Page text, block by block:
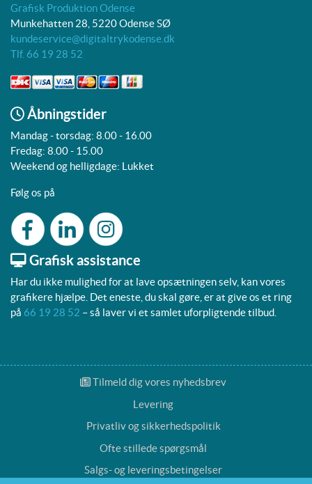
Grafisk Produktion Odense
Munkehatten 28, 5220 Odense SØ
kundeservice@digitaltrykodense.dk
Tlf. 66 19 28 52
Åbningstider
Mandag - torsdag: 8.00 - 16.00
Fredag: 8.00 - 15.00
Weekend og helligdage: Lukket
Følg os på
Grafisk assistance
Har du ikke mulighed for at lave opsætningen selv, kan vores
grafikere hjælpe. Det eneste, du skal gøre, er at give os et ring
på 66 19 28 52 – så laver vi et samlet uforpligtende tilbud.
Tilmeld dig vores nyhedsbrev
Tilmeld dig vores nyhedsbrev
Levering
Privatliv og sikkerhedspolitik
Ofte stillede spørgsmål
Salgs- og leveringsbetingelser